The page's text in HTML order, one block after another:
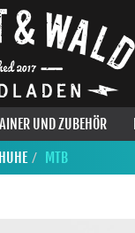
UND ZUBEHÖR
MTB